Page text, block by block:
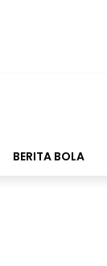
BERITA BOLA